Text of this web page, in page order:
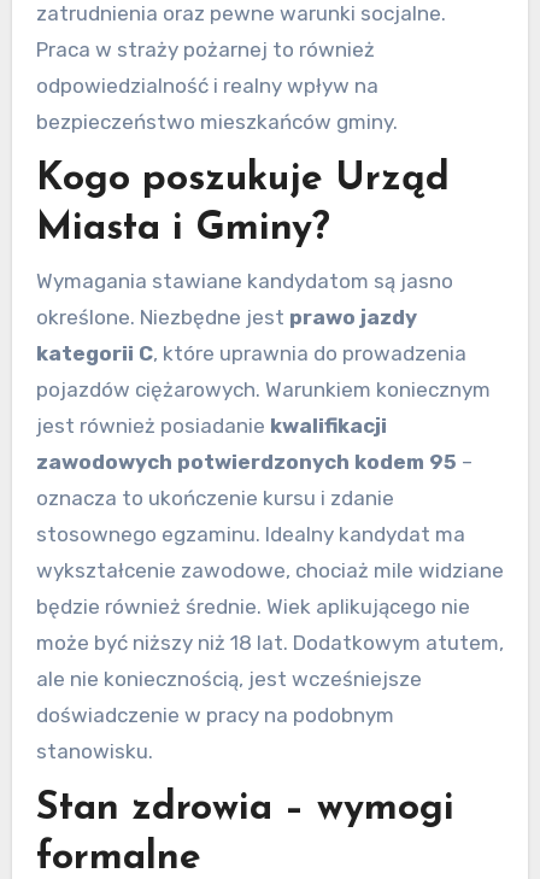
zatrudnienia oraz pewne warunki socjalne.
Praca w straży pożarnej to również
odpowiedzialność i realny wpływ na
bezpieczeństwo mieszkańców gminy.
Kogo poszukuje Urząd
Miasta i Gminy?
Wymagania stawiane kandydatom są jasno
określone. Niezbędne jest prawo jazdy
kategorii C, które uprawnia do prowadzenia
pojazdów ciężarowych. Warunkiem koniecznym
jest również posiadanie kwalifikacji
zawodowych potwierdzonych kodem 95 –
oznacza to ukończenie kursu i zdanie
stosownego egzaminu. Idealny kandydat ma
wykształcenie zawodowe, chociaż mile widziane
będzie również średnie. Wiek aplikującego nie
może być niższy niż 18 lat. Dodatkowym atutem,
ale nie koniecznością, jest wcześniejsze
doświadczenie w pracy na podobnym
stanowisku.
Stan zdrowia – wymogi
formalne